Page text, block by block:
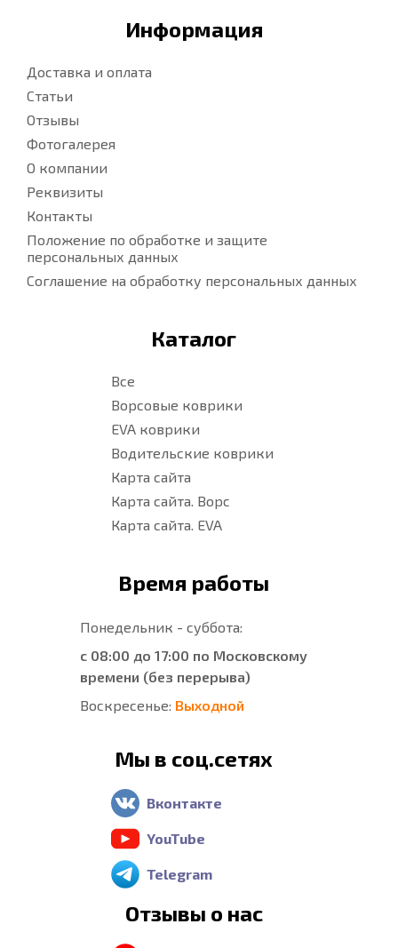
Информация
Доставка и оплата
Статьи
Отзывы
Фотогалерея
О компании
Реквизиты
Контакты
Положение по обработке и защите
персональных данных
Соглашение на обработку персональных данных
Каталог
Все
Ворсовые коврики
EVA коврики
Водительские коврики
Карта сайта
Карта сайта. Ворс
Карта сайта. EVA
Время работы
Понедельник - суббота:
с 08:00 до 17:00 по Московскому
времени (без перерыва)
Воскресенье: Выходной
Мы в соц.сетях
Вконтакте
YouTube
Telegram
Отзывы о нас